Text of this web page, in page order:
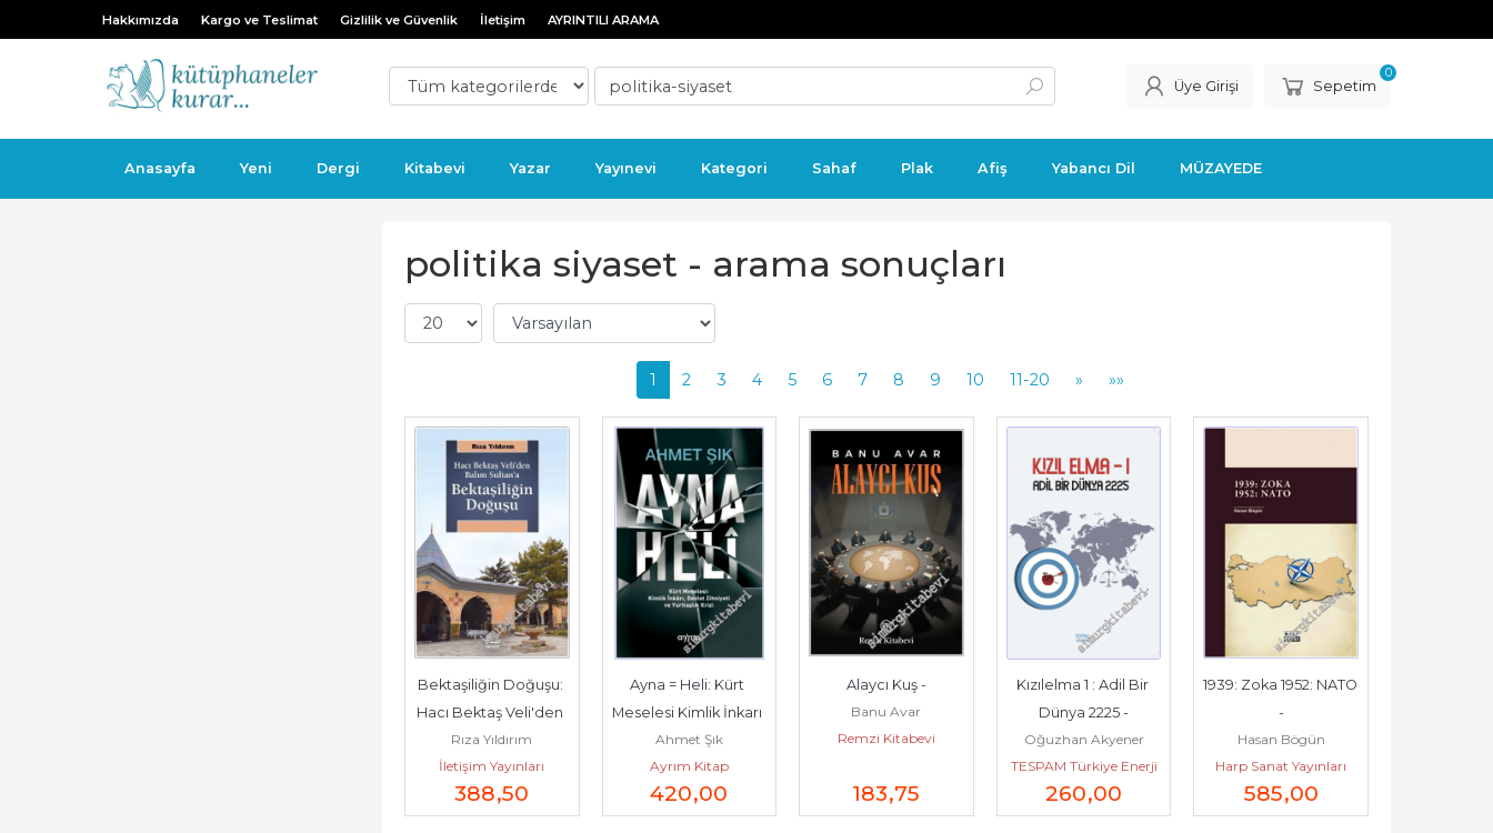
Hakkımızda Kargo ve Teslimat Gizlilik ve Güvenlik İletişim AYRINTILI ARAMA
Üye Girişi Sepetim
0
Anasayfa Yeni Dergi Kitabevi Yazar Yayınevi Kategori Sahaf Plak Afiş Yabancı Dil MÜZAYEDE
politika siyaset - arama sonuçları
1 2 3 4 5 6 7 8 9 10 11-20 » »»
Bektaşiliğin Doğuşu:
Hacı Bektaş Veli'den
Balım Sultan'a -
2021
Rıza Yıldırım
İletişim Yayınları
388,50
Ayna = Heli: Kürt
Meselesi Kimlik İnkarı
Devlet Zihniyeti ve
Yurttaşlık...
Ahmet Şık
Ayrım Kitap
420,00
Alaycı Kuş -
Banu Avar
Remzi Kitabevi
183,75
Kızılelma 1 : Adil Bir
Dünya 2225 -
Oğuzhan Akyener
TESPAM Türkiye Enerji
Stratejileri ve Politikaları
Araştırma Merkezi
260,00
1939: Zoka 1952: NATO
-
Hasan Bögün
Harp Sanat Yayınları
585,00